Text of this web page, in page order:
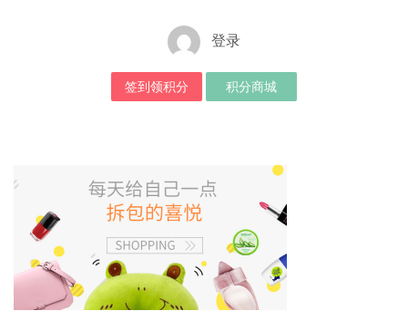
登录
签到领积分 积分商城